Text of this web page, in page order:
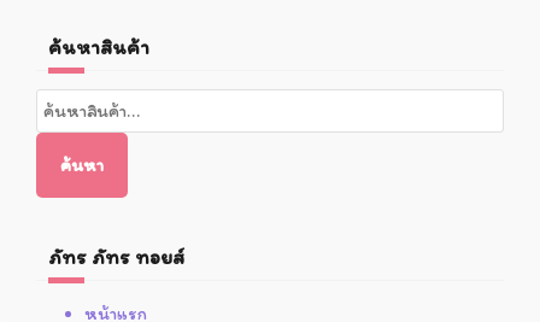
ค้นหาสินค้า
ค้นหา:
ค้นหา
ภัทร ภัทร ทอยส์
หน้าแรก